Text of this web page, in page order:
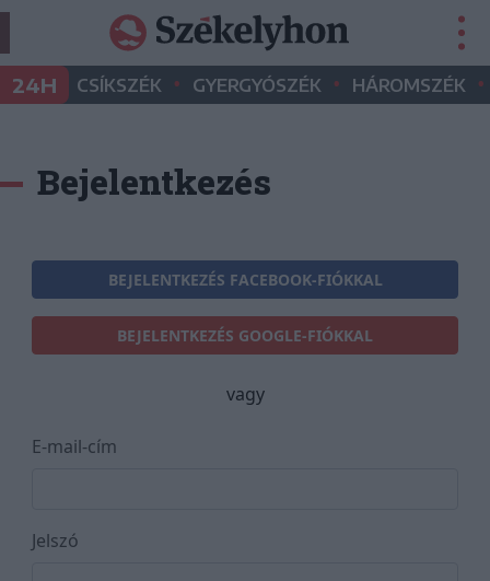
24H CSÍKSZÉK • GYERGYÓSZÉK • HÁROMSZÉK •
Bejelentkezés
BEJELENTKEZÉS FACEBOOK-FIÓKKAL
BEJELENTKEZÉS GOOGLE-FIÓKKAL
vagy
E-mail-cím
Jelszó